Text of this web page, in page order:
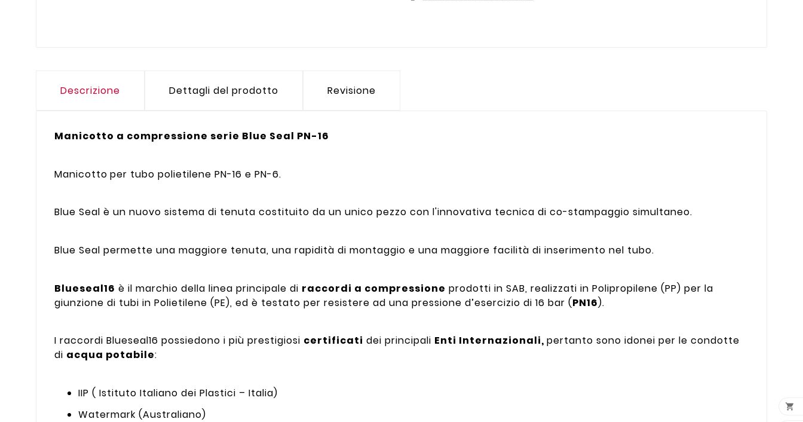
Descrizione Dettagli del prodotto Revisione
Manicotto a compressione serie Blue Seal PN-16
Manicotto per tubo polietilene PN-16 e PN-6.
Blue Seal è un nuovo sistema di tenuta costituito da un unico pezzo con l'innovativa tecnica di co-stampaggio simultaneo.
Blue Seal permette una maggiore tenuta, una rapidità di montaggio e una maggiore facilità di inserimento nel tubo.
Blueseal16 è il marchio della linea principale di raccordi a compressione prodotti in SAB, realizzati in Polipropilene (PP) per la
giunzione di tubi in Polietilene (PE), ed è testato per resistere ad una pressione d’esercizio di 16 bar (PN16).
I raccordi Blueseal16 possiedono i più prestigiosi certificati dei principali Enti Internazionali, pertanto sono idonei per le condotte
di acqua potabile:
IIP ( Istituto Italiano dei Plastici – Italia)
Watermark (Australiano)
